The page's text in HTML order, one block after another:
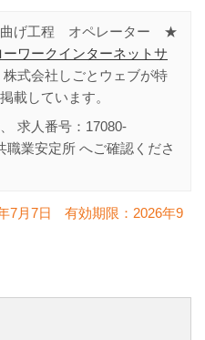
曲げ工程 オペレーター ★
ーワークインターネットサ
式会社しごとウェブが特
載しています。
求人番号： 17080-
職業安定所 へご確認くださ
7月7日 有効期限： 2026年9